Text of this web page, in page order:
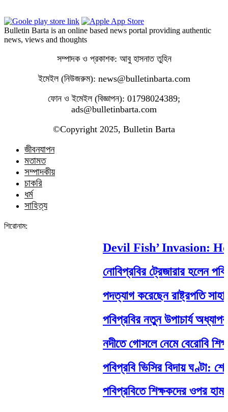
Bulletin Barta is an online based news portal providing authentic
news, views and thoughts
সম্পাদক ও প্রকাশক: আবু হাসনাত তুহিন
ইমেইল (নিউজরুম): news@bulletinbarta.com
ফোন ও ইমেইল (বিজ্ঞাপন): 01798024389;
ads@bulletinbarta.com
©️Copyright 2025, Bulletin Barta
জীবনযাপন
মতামত
সম্পাদকীয়
চাকরি
ধর্ম
সাহিত্য
শিরোনাম:
Devil Fish’ Invasion:
নোবিপ্রবির ট্রেজারার হলেন
পদত্যাগ করেছেন রাষ্ট্রপতি সাহাবুদ্দিন
পবিপ্রবির নতুন উপাচার্য অধ্যাপক
নদীতে গোসলে নেমে বেরোবি
পবিপ্রবি ভিসির বিদায় ঘণ্টা:
পবিপ্রবিতে শিক্ষকদের ওপর হামলা: